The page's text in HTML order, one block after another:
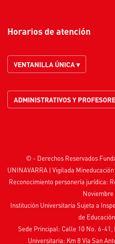
Horarios de atención
VENTANILLA ÚNICA ▾
ADMINISTRATIVOS Y
© - Derechos Reservados
UNINAVARRA | Vigilada Mineducación
Reconocimiento personería jurídica:
Noviembre
Institución Universitaria Sujeta a
de
Sede Principal: Calle 10 No. 6-41,
Universitaria: Km 8 Vía San